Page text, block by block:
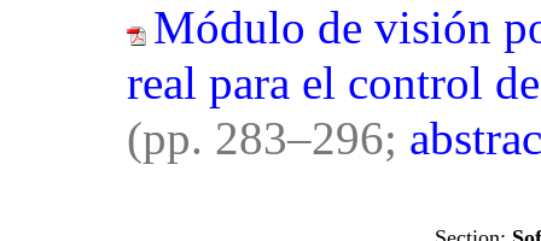
Módulo de visión
real para el control
(pp. 283–296;